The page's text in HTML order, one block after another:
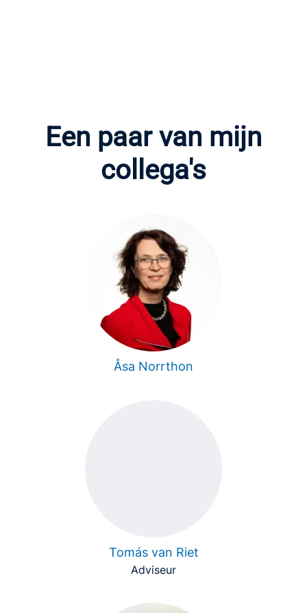
Een paar van mijn
collega's
Åsa Norrthon
Tomás van Riet
Adviseur